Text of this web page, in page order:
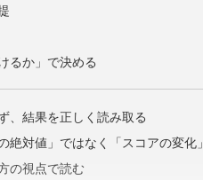
るか」で決める
、結果を正しく読み取る
絶対値」ではなく「スコアの変化」
の視点で読む